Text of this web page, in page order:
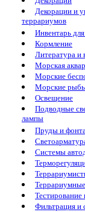
Декорации и
террариумов
Инвентарь
Кормление
Литература и
Морская
Морские
Морские
Освещение
Подводные
лампы
Пруды и
Системы
Тестирование
Фильтрация и